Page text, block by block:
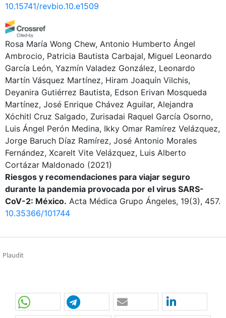
10.15741/revbio.10.e1509
Rosa María Wong Chew, Antonio Humberto Ángel
Ambrocio, Patricia Bautista Carbajal, Miguel Leonardo
García León, Yazmín Valadez González, Leonardo
Martín Vásquez Martínez, Hiram Joaquín Vilchis,
Deyanira Gutiérrez Bautista, Edson Erivan Mosqueda
Martínez, José Enrique Chávez Aguilar, Alejandra
Xóchitl Cruz Salgado, Zurisadai Raquel García Osorno,
Luis Ángel Perón Medina, Ikky Omar Ramírez Velázquez,
Jorge Baruch Díaz Ramírez, José Antonio Morales
Fernández, Xcarelt Vite Velázquez, Luis Alberto
Cortázar Maldonado (2021)
Riesgos y recomendaciones para viajar seguro
durante la pandemia provocada por el virus SARS-
CoV-2: México. Acta Médica Grupo Ángeles, 19(3), 457.
10.35366/101744
Plaudit